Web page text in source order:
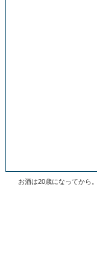
お酒は20歳になってから